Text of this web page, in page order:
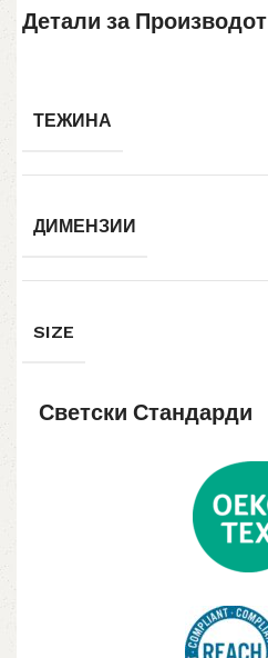
Детали за Производот
ТЕЖИНА
ДИМЕНЗИИ
SIZE
Светски Стандарди